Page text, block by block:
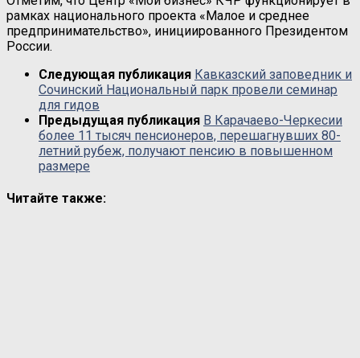
рамках национального проекта «Малое и среднее
предпринимательство», инициированного Президентом
России.
Следующая публикация Кавказский заповедник и
Сочинский Национальный парк провели семинар
для гидов
Предыдущая публикация В Карачаево-Черкесии
более 11 тысяч пенсионеров, перешагнувших 80-
летний рубеж, получают пенсию в повышенном
размере
Читайте также: